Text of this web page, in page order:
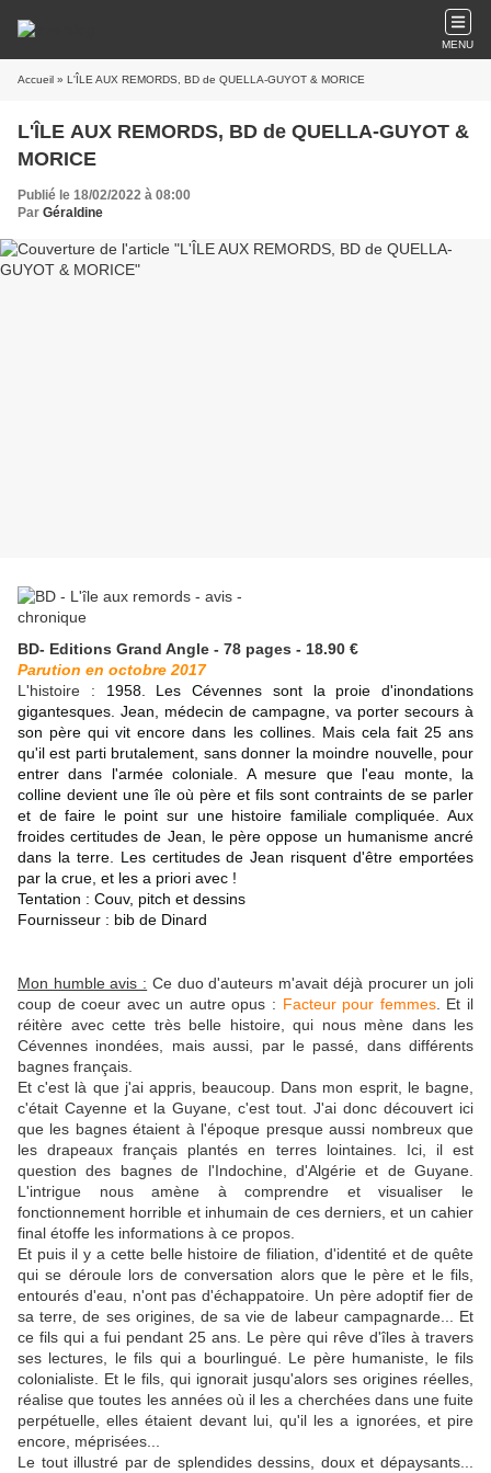
MENU
Accueil » L'ÎLE AUX REMORDS, BD de QUELLA-GUYOT & MORICE
L'ÎLE AUX REMORDS, BD de QUELLA-GUYOT &
MORICE
Publié le 18/02/2022 à 08:00
Par Géraldine
BD- Editions Grand Angle - 78 pages - 18.90 €
Parution en octobre 2017
L'histoire : 1958. Les Cévennes sont la proie d'inondations
gigantesques. Jean, médecin de campagne, va porter secours à
son père qui vit encore dans les collines. Mais cela fait 25 ans
qu'il est parti brutalement, sans donner la moindre nouvelle, pour
entrer dans l'armée coloniale. A mesure que l'eau monte, la
colline devient une île où père et fils sont contraints de se parler
et de faire le point sur une histoire familiale compliquée. Aux
froides certitudes de Jean, le père oppose un humanisme ancré
dans la terre. Les certitudes de Jean risquent d'être emportées
par la crue, et les a priori avec !
Tentation : Couv, pitch et dessins
Fournisseur : bib de Dinard
Mon humble avis : Ce duo d'auteurs m'avait déjà procurer un joli
coup de coeur avec un autre opus : Facteur pour femmes. Et il
réitère avec cette très belle histoire, qui nous mène dans les
Cévennes inondées, mais aussi, par le passé, dans différents
bagnes français.
Et c'est là que j'ai appris, beaucoup. Dans mon esprit, le bagne,
c'était Cayenne et la Guyane, c'est tout. J'ai donc découvert ici
que les bagnes étaient à l'époque presque aussi nombreux que
les drapeaux français plantés en terres lointaines. Ici, il est
question des bagnes de l'Indochine, d'Algérie et de Guyane.
L'intrigue nous amène à comprendre et visualiser le
fonctionnement horrible et inhumain de ces derniers, et un cahier
final étoffe les informations à ce propos.
Et puis il y a cette belle histoire de filiation, d'identité et de quête
qui se déroule lors de conversation alors que le père et le fils,
entourés d'eau, n'ont pas d'échappatoire. Un père adoptif fier de
sa terre, de ses origines, de sa vie de labeur campagnarde... Et
ce fils qui a fui pendant 25 ans. Le père qui rêve d'îles à travers
ses lectures, le fils qui a bourlingué. Le père humaniste, le fils
colonialiste. Et le fils, qui ignorait jusqu'alors ses origines réelles,
réalise que toutes les années où il les a cherchées dans une fuite
perpétuelle, elles étaient devant lui, qu'il les a ignorées, et pire
encore, méprisées...
Le tout illustré par de splendides dessins, doux et dépaysants...